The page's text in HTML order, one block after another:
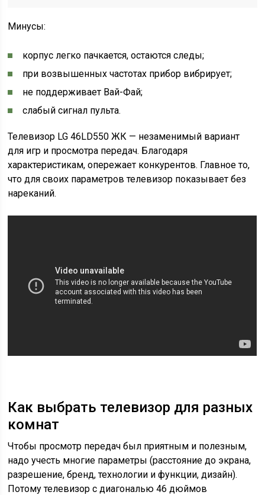
Минусы:
корпус легко пачкается, остаются следы;
при возвышенных частотах прибор вибрирует;
не поддерживает Вай-Фай;
слабый сигнал пульта.
Телевизор LG 46LD550 ЖК — незаменимый вариант
для игр и просмотра передач. Благодаря
характеристикам, опережает конкурентов. Главное то,
что для своих параметров телевизор показывает без
нареканий.
Как выбрать телевизор для разных
комнат
Чтобы просмотр передач был приятным и полезным,
надо учесть многие параметры (расстояние до экрана,
разрешение, бренд, технологии и функции, дизайн).
Потому телевизор с диагональю 46 дюймов